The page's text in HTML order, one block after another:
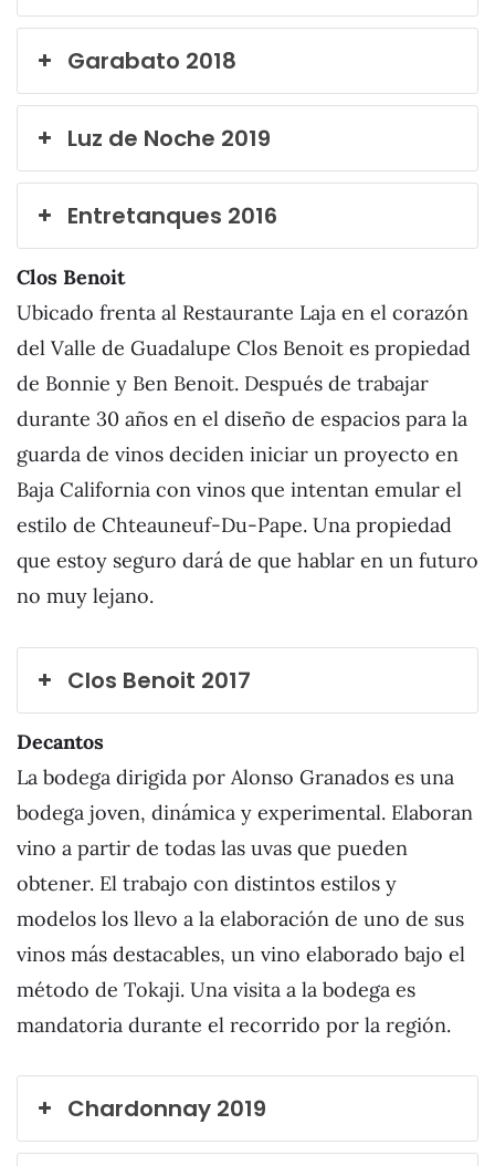
Garabato 2018
Luz de Noche 2019
Entretanques 2016
Clos Benoit
Ubicado frenta al Restaurante Laja en el corazón
del Valle de Guadalupe Clos Benoit es propiedad
de Bonnie y Ben Benoit. Después de trabajar
durante 30 años en el diseño de espacios para la
guarda de vinos deciden iniciar un proyecto en
Baja California con vinos que intentan emular el
estilo de Chteauneuf-Du-Pape. Una propiedad
que estoy seguro dará de que hablar en un futuro
no muy lejano.
Clos Benoit 2017
Decantos
La bodega dirigida por Alonso Granados es una
bodega joven, dinámica y experimental. Elaboran
vino a partir de todas las uvas que pueden
obtener. El trabajo con distintos estilos y
modelos los llevo a la elaboración de uno de sus
vinos más destacables, un vino elaborado bajo el
método de Tokaji. Una visita a la bodega es
mandatoria durante el recorrido por la región.
Chardonnay 2019